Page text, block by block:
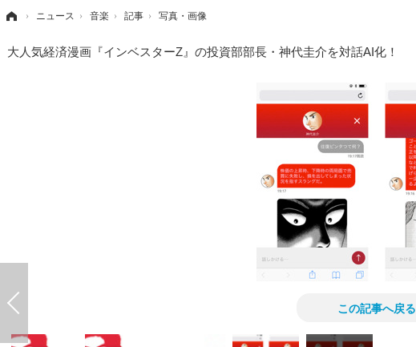
› ニュース › 音楽 › 記事 › 写真・画像
大人気経済漫画『インベスターZ』の投資部部長・神代圭介を対話AI化！
この記事へ戻る